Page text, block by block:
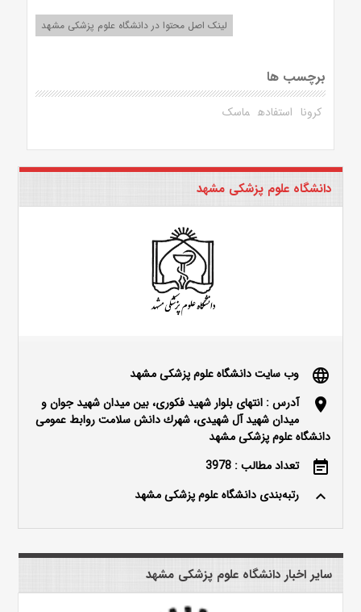
لینک اصل محتوا در دانشگاه علوم پزشکی مشهد
برچسب ها
کرونا استفاده ماسک
دانشگاه علوم پزشکی مشهد
language وب سایت دانشگاه علوم پزشکی مشهد
location_on
آدرس : انتهای بلوار شهید فکوری، بین میدان شهید جوان و
میدان شهید آل شهیدی، شهرك دانش سلامت روابط عمومی
دانشگاه علوم پزشکی مشهد
event_note تعداد مطالب : 3978
keyboard_arrow_up رتبه‌بندی دانشگاه علوم پزشکی مشهد
سایر اخبار دانشگاه علوم پزشکی مشهد